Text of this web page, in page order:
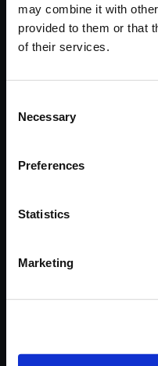
may combine it with
provided to them or that
of their services.
Selection
Necessary
Preferences
Statistics
Marketing
サ
r
おすすめ商品
Way of the Swo...
アビ